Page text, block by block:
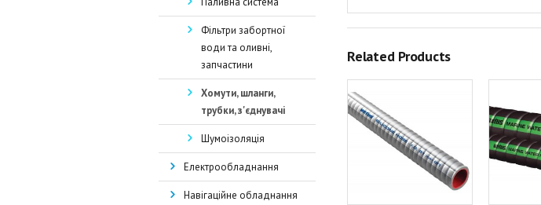
Related Products
Фільтри забортної
води та оливні,
запчастини
Хомути, шланги,
трубки, з'єднувачі
Шумоізоляція
Електрообладнання
Навігаційне обладнання